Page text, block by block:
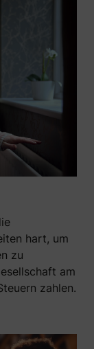
hart, um
zu
am
zahlen.